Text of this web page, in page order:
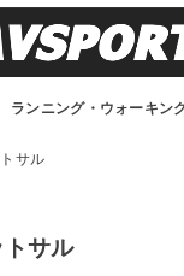
ランニング・ウォーキン
サル
サル